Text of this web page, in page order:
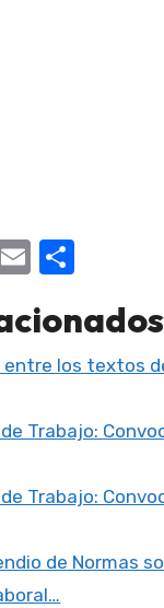
E
ail
C
m
p
tir
entre los textos
Trabajo:
Trabajo:
de Normas